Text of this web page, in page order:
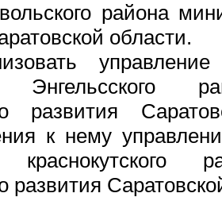
района
области.
Энгельсского
развития
к нему
краснокутского
развития